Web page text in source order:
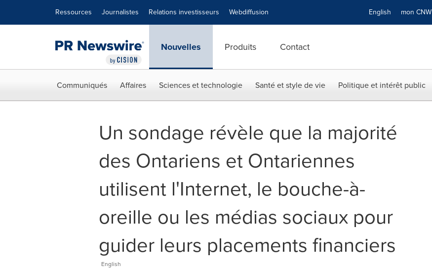
Ressources Journalistes Relations investisseurs Webdiffusion English mon CNW
Nouvelles Produits Contact
Communiqués Affaires Sciences et technologie Santé et style de vie Politique et intérêt public
Un sondage révèle que la majorité
des Ontariens et Ontariennes
utilisent l'Internet, le bouche-à-
oreille ou les médias sociaux pour
guider leurs placements financiers
English